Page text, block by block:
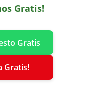
Gratis!
Gratis
Gratis!